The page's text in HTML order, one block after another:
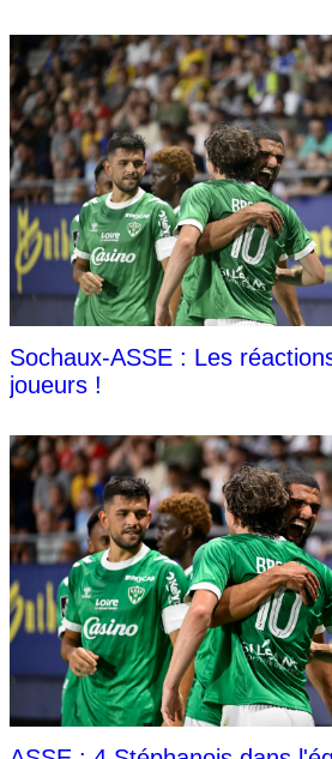
Sochaux-ASSE : Les
joueurs !